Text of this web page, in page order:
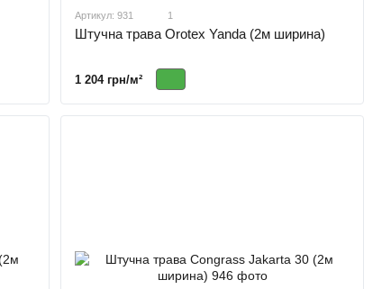
Артикул: 931 1
Штучна трава Orotex Yanda (2м ширина)
1 204 грн/м²